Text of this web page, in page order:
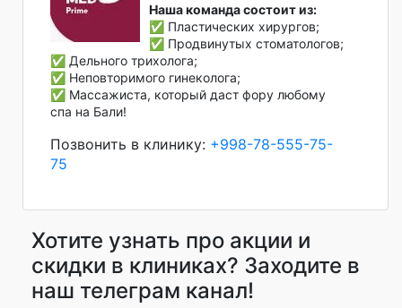
Наша команда состоит из:
✅ Пластических хирургов;
✅ Продвинутых стоматологов;
✅ Дельного трихолога;
✅ Неповторимого гинеколога;
✅ Массажиста, который даст фору любому
спа на Бали!
Позвонить в клинику: +998-78-555-75-
75
Хотите узнать про акции и
скидки в клиниках? Заходите в
наш телеграм канал!